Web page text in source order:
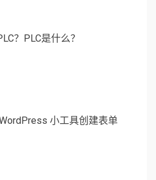
？PLC是什么？
小工具创建表单